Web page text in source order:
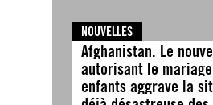
NOUVELLES
Afghanistan. Le
autorisant le
enfants aggrave la